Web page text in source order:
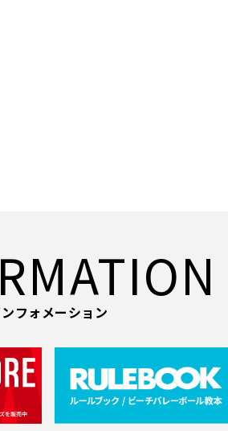
フォメーション